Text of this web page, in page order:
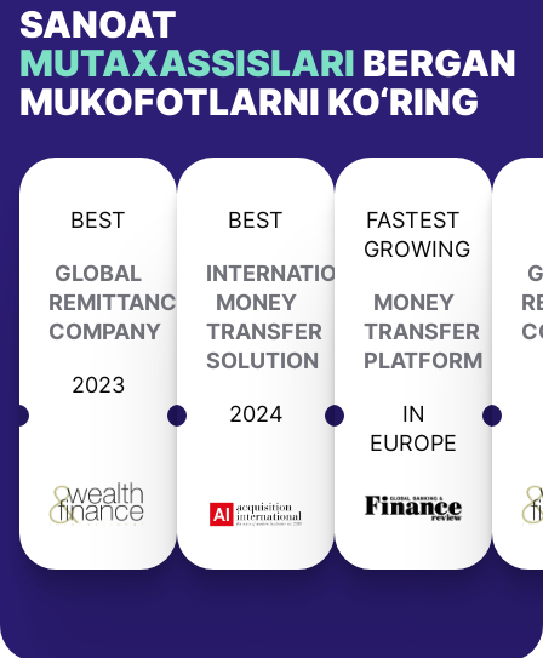
SANOAT
MUTAXASSISLARI BERGAN
MUKOFOTLARNI KO‘RING
BEST
GLOBAL
REMITTANCE
COMPANY
2023
BEST
INTERNATIONAL
MONEY
TRANSFER
SOLUTION
2024
FASTEST
GROWING
MONEY
TRANSFER
PLATFORM
IN
EUROPE